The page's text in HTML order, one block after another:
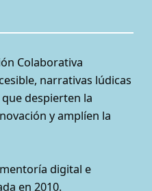
Colaborativa
narrativas lúdicas
despierten la
y amplíen la
digital e
en 2010.